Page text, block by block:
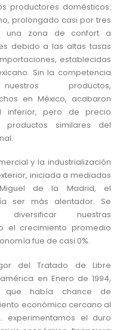
productores domésticos.
prolongado casi por tres
una zona de confort a
debido a las altas tasas
establecidas
Sin la competencia
productos,
en México, acabaron
inferior, pero de precio
similares del
y la industrialización
iniciada a mediados
de la Madrid, el
ser más alentador. Se
nuestras
el crecimiento promedio
fue de casi 0%.
del Tratado de Libre
en Enero de 1994,
que había chance de
económico cercano al
experimentamos el duro